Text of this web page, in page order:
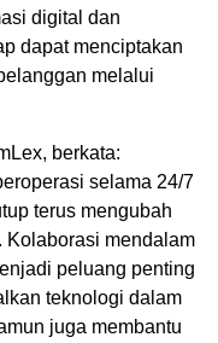
digital dan
dapat menciptakan
melalui
berkata:
selama 24/7
terus mengubah
Kolaborasi mendalam
peluang penting
teknologi dalam
juga membantu